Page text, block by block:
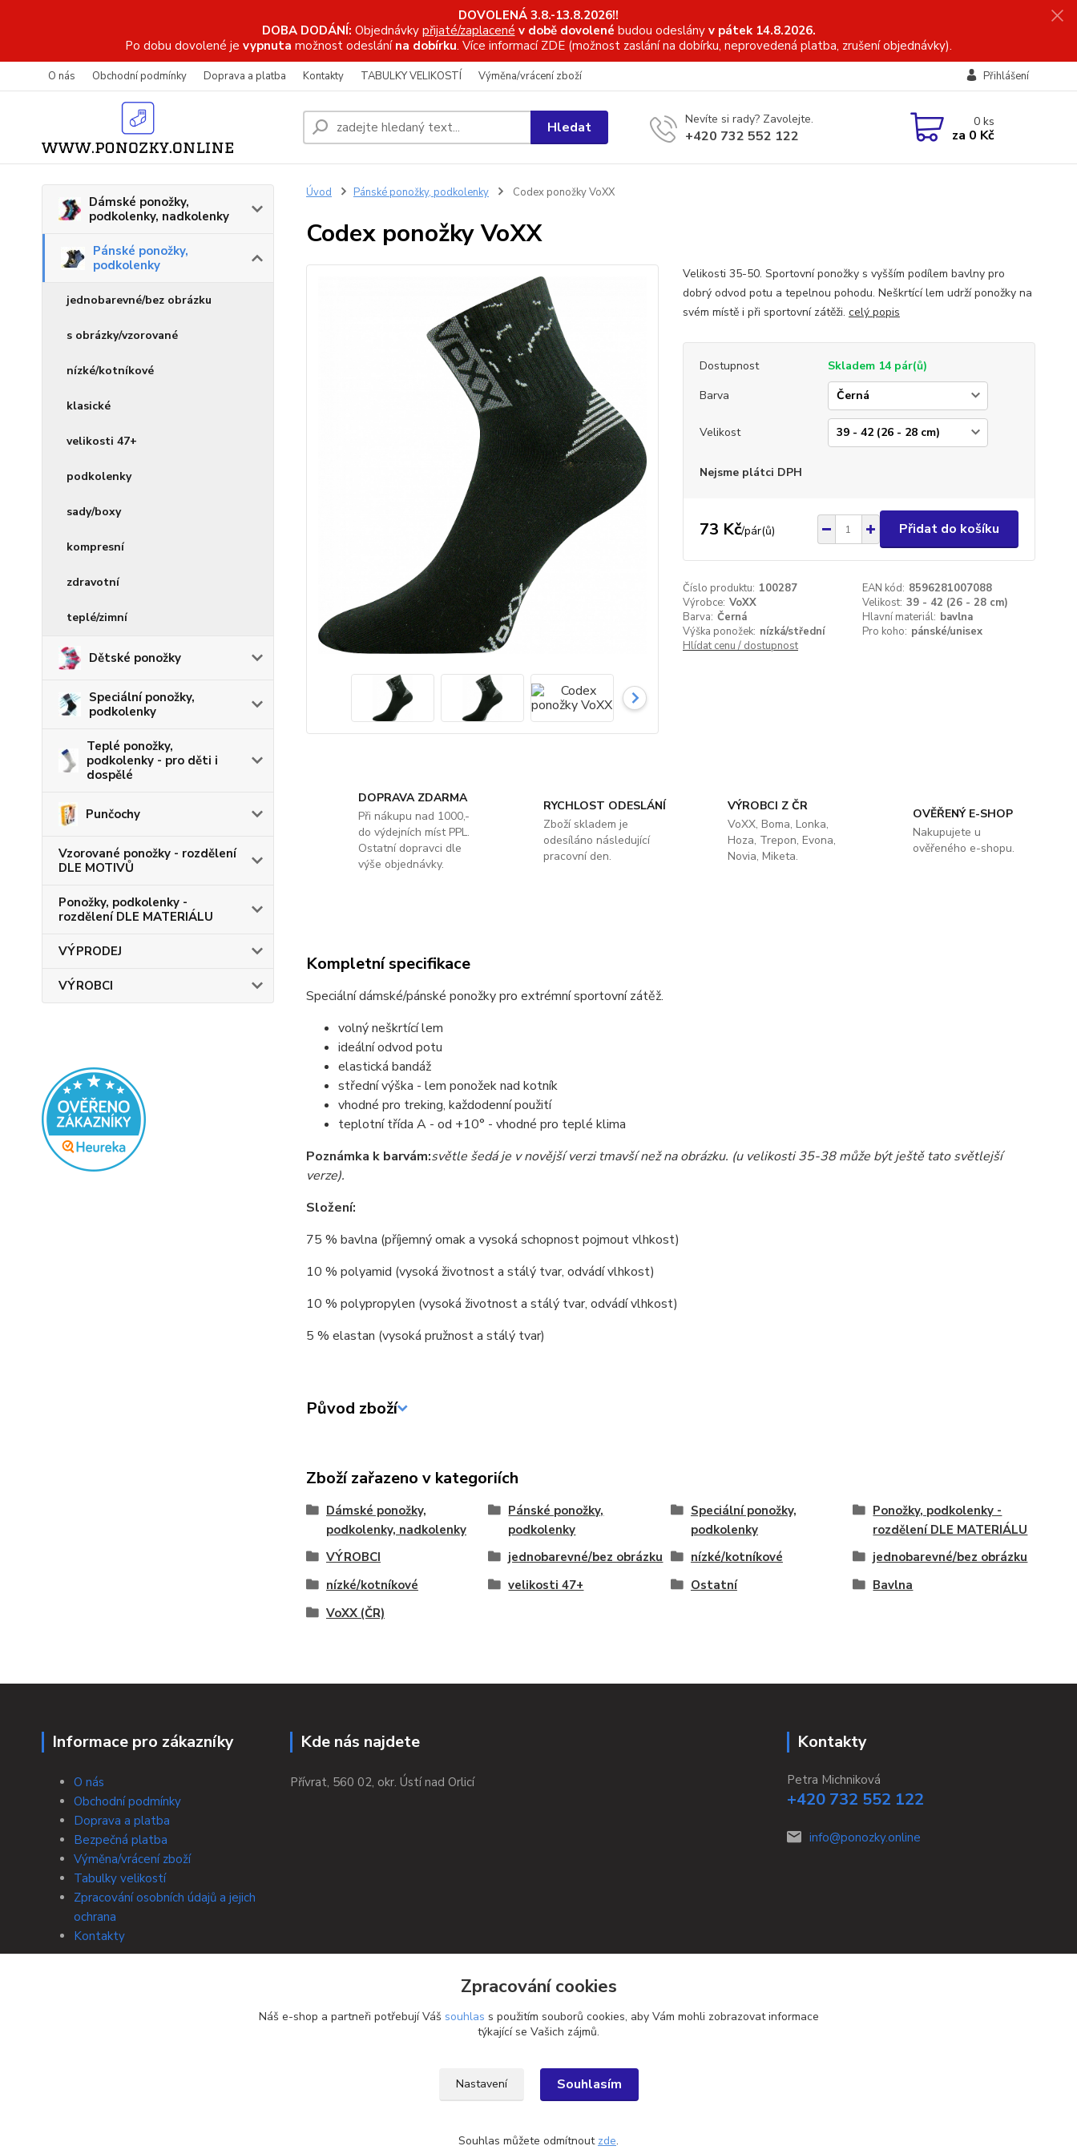
DOVOLENÁ 3.8.-13.8.2026!!
DOBA DODÁNÍ: Objednávky přijaté/zaplacené v době dovolené budou odeslány v pátek 14.8.2026.
Po dobu dovolené je vypnuta možnost odeslání na dobírku. Více informací ZDE (možnost zaslání na dobírku, neprovedená platba, zrušení objednávky).
O nás Obchodní podmínky Doprava a platba Kontakty TABULKY VELIKOSTÍ Výměna/vrácení zboží Přihlášení
Hledat Nevíte si rady? Zavolejte.
+420 732 552 122
0ks
za 0 Kč
Dámské ponožky,
podkolenky, nadkolenky
Pánské ponožky,
podkolenky
jednobarevné/bez obrázku
s obrázky/vzorované
nízké/kotníkové
klasické
velikosti 47+
podkolenky
sady/boxy
kompresní
zdravotní
teplé/zimní
Dětské ponožky
Speciální ponožky,
podkolenky
Teplé ponožky,
podkolenky - pro děti i
dospělé
Punčochy
Vzorované ponožky - rozdělení
DLE MOTIVŮ
Ponožky, podkolenky -
rozdělení DLE MATERIÁLU
VÝPRODEJ
VÝROBCI
Úvod Pánské ponožky, podkolenky Codex ponožky VoXX
Codex ponožky VoXX
Velikosti 35-50. Sportovní ponožky s vyšším podílem bavlny pro
dobrý odvod potu a tepelnou pohodu. Neškrtící lem udrží ponožky na
svém místě i při sportovní zátěži. celý popis
Dostupnost
Skladem 14 pár(ů)
Barva
Velikost
Nejsme plátci DPH
73 Kč/pár(ů) Přidat do košíku
Číslo produktu: 100287 EAN kód: 8596281007088
Výrobce: VoXX Velikost: 39 - 42 (26 - 28 cm)
Barva: Černá Hlavní materiál: bavlna
Výška ponožek: nízká/střední Pro koho: pánské/unisex
Hlídat cenu / dostupnost
DOPRAVA ZDARMA
Při nákupu nad 1000,-
do výdejních míst PPL.
Ostatní dopravci dle
výše objednávky.
RYCHLOST ODESLÁNÍ
Zboží skladem je
odesíláno následující
pracovní den.
VÝROBCI Z ČR
VoXX, Boma, Lonka,
Hoza, Trepon, Evona,
Novia, Miketa.
OVĚŘENÝ E-SHOP
Nakupujete u
ověřeného e-shopu.
Kompletní specifikace
Speciální dámské/pánské ponožky pro extrémní sportovní zátěž.
volný neškrtící lem
ideální odvod potu
elastická bandáž
střední výška - lem ponožek nad kotník
vhodné pro treking, každodenní použití
teplotní třída A - od +10° - vhodné pro teplé klima
Poznámka k barvám:světle šedá je v novější verzi tmavší než na obrázku. (u velikosti 35-38 může být ještě tato světlejší
verze).
Složení:
75 % bavlna (příjemný omak a vysoká schopnost pojmout vlhkost)
10 % polyamid (vysoká životnost a stálý tvar, odvádí vlhkost)
10 % polypropylen (vysoká životnost a stálý tvar, odvádí vlhkost)
5 % elastan (vysoká pružnost a stálý tvar)
Původ zboží
Zboží zařazeno v kategoriích
Dámské ponožky,
podkolenky, nadkolenky
Pánské ponožky,
podkolenky
Speciální ponožky,
podkolenky
Ponožky, podkolenky -
rozdělení DLE MATERIÁLU
VÝROBCI
jednobarevné/bez obrázku nízké/kotníkové
jednobarevné/bez obrázku
nízké/kotníkové
velikosti 47+ Ostatní
Bavlna
VoXX (ČR)
Informace pro zákazníky
O nás
Obchodní podmínky
Doprava a platba
Bezpečná platba
Výměna/vrácení zboží
Tabulky velikostí
Zpracování osobních údajů a jejich
ochrana
Kontakty
Kde nás najdete
Přívrat, 560 02, okr. Ústí nad Orlicí
Kontakty
Petra Michniková
+420 732 552 122
info@ponozky.online
Zpracování cookies
Náš e-shop a partneři potřebují Váš souhlas s použitím souborů cookies, aby Vám mohli zobrazovat informace
týkající se Vašich zájmů.
Nastavení Souhlasím
Souhlas můžete odmítnout zde.